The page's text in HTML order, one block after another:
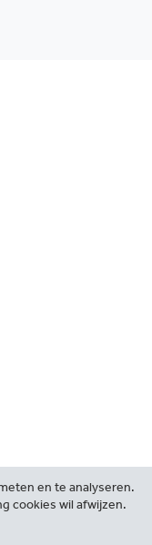
en te analyseren.
cookies wil afwijzen.